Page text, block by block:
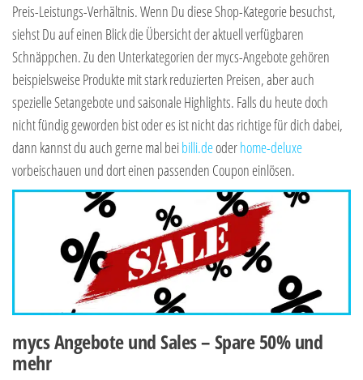
Preis-Leistungs-Verhältnis. Wenn Du diese Shop-Kategorie besuchst,
siehst Du auf einen Blick die Übersicht der aktuell verfügbaren
Schnäppchen. Zu den Unterkategorien der mycs-Angebote gehören
beispielsweise Produkte mit stark reduzierten Preisen, aber auch
spezielle Setangebote und saisonale Highlights. Falls du heute doch
nicht fündig geworden bist oder es ist nicht das richtige für dich dabei,
dann kannst du auch gerne mal beibilli.deoderhome-deluxe
vorbeischauen und dort einen passenden Coupon einlösen.
mycs Angebote und Sales – Spare 50% und
mehr